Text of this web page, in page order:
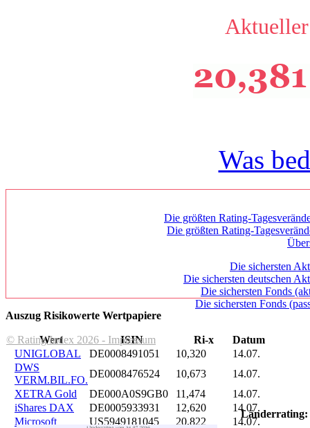
Was
Die größten Rating-
Die größten Rating-
Die sichersten
Die sichersten deutschen
Die sichersten Fonds
Die sichersten Fonds
© Rating Index 2026 - Impressum
Auszug Risikowerte Wertpapiere
Wert ISIN Ri-x
Datum
UNIGLOBAL
DE0008491051 10,320
14.07.
DWS
VERM.BIL.FO.
DE0008476524 10,673
14.07.
XETRA Gold
DE000A0S9GB0 11,474
14.07.
iShares DAX
DE0005933931 12,620
14.07.
Microsoft
US5949181045 20,822
14.07.
Länderrating: